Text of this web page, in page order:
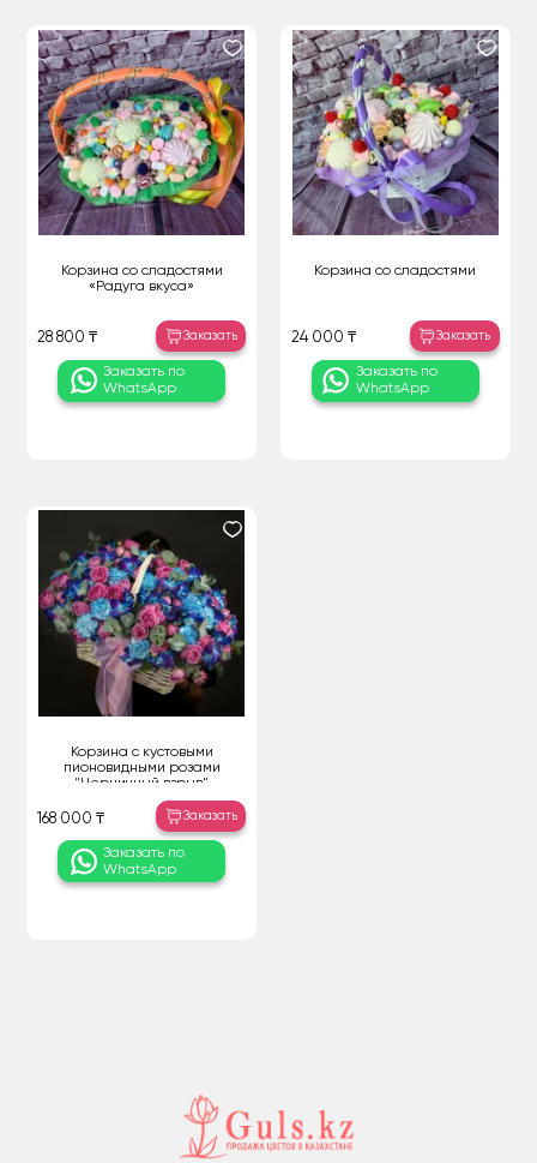
Корзина со сладостями
«Радуга вкуса»
28 800 ₸ Заказать
Заказать по
WhatsApp
Корзина со сладостями
24 000 ₸ Заказать
Заказать по
WhatsApp
Корзина с кустовыми
пионовидными розами
"Черничный взрыв"
168 000 ₸ Заказать
Заказать по
WhatsApp